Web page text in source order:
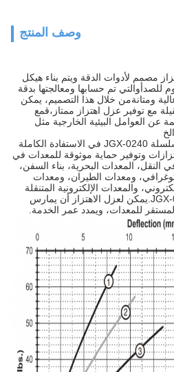
وصف المنتج
مصمم لأدوات الدقة ويتم بناء هيكل
للصدأوالتي تم حسابها ومعالجتها بدقة
ومتانةمن خلال هذا التصميم، يمكن
مع توفير عزل اهتزاز ممتاز،قمع
عن العوامل البيئية الخارجية مثل
سيستمر عازل الاهتزازات من سلسلة JGX-0240 في الاستفادة الكاملة
وتوفير حماية موثوقة للمعدات في
المعدات البحرية، بناء السفن،
ومعدات الطيران، ومعدات
والمعدات الإلكترونية المتنقلة
وغيرها من الصناعات، JGX-0240D-7.يمكن لعزل الاهتزاز أن يمارس
للمعدات، ويمدد عمر الخدمة.